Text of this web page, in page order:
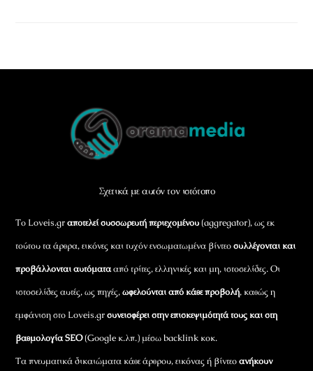
To
Σχετικά με αυτόν τον ιστότοπο
Το Loveis.grαποτελεί συσσωρευτή περιεχομένου(aggregator), ως εκ
τούτου τα άρθρα, εικόνες και τυχόν ενσωματωμένα βίντεοσυλλέγονται και
προβάλλονται αυτόματααπό τρίτες, ελληνικές και μη, ιστοσελίδες. Οι
ιστοσελίδες αυτές, ως πηγές,ωφελούνται από κάθε προβολή, καθώς η
εμφάνιση στο Loveis.grσυνεισφέρει στην επισκεψιμότητά τους και στη
βαθμολογία SEO(Google κ.λπ.) μέσω backlink κοκ.
Τα πνευματικά δικαιώματα κάθε άρθρου, εικόνας ή βίντεοανήκουν